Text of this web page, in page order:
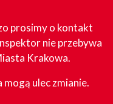
prosimy o kontakt
nie przebywa
Krakowa.
ulec zmianie.